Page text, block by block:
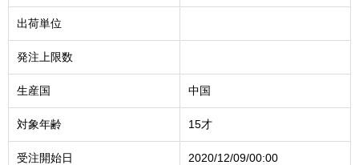
出荷単位
発注上限数
生産国 中国
対象年齢 15才
受注開始日 2020/12/09/00:00